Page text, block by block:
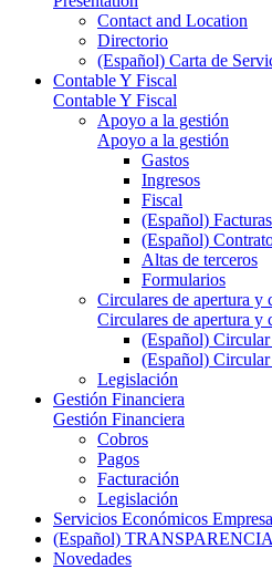
Contact and Location
Directorio
(Español) Carta de
Contable Y Fiscal
Contable Y Fiscal
Apoyo a la gestión
Apoyo a la gestión
Gastos
Ingresos
Fiscal
(Español)
(Español)
Altas de terceros
Formularios
Circulares de apertura y
Circulares de apertura y
(Español)
(Español)
Legislación
Gestión Financiera
Gestión Financiera
Cobros
Pagos
Facturación
Legislación
Servicios Económicos
(Español) TRANSPARENCIA
Novedades